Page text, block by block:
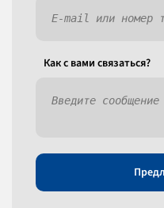
Как c вами связаться?